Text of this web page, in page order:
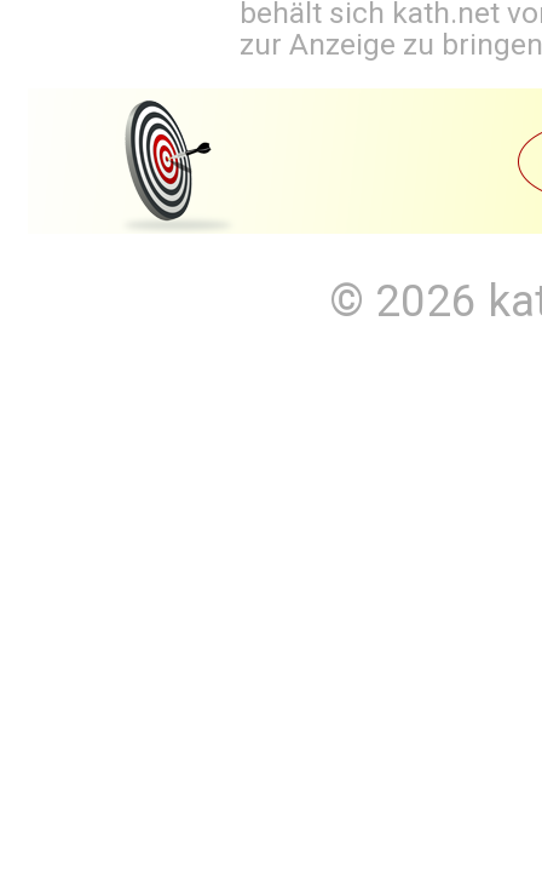
behält sich kath.net
zur Anzeige zu
© 2026